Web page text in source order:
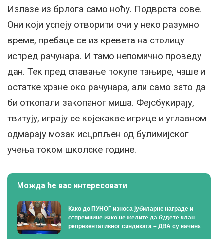
Излазе из брлога само ноћу. Подврста сове.
Они који успеју отворити очи у неко разумно
време, пребаце се из кревета на столицу
испред рачунара. И тамо непомично проведу
дан. Тек пред спавање покупе тањире, чаше и
остатке хране око рачунара, али само зато да
би откопали закопаног миша. Фејсбукирају,
твитују, играју се којекакве игрице и углавном
одмарају мозак исцрпљен од булимијског
учења током школске године.
Можда ће вас интересовати
Како до ПУНОГ износа јубиларне награде и
отпремнине иако не желите да будете члан
репрезентативног синдиката – ДВА су начина